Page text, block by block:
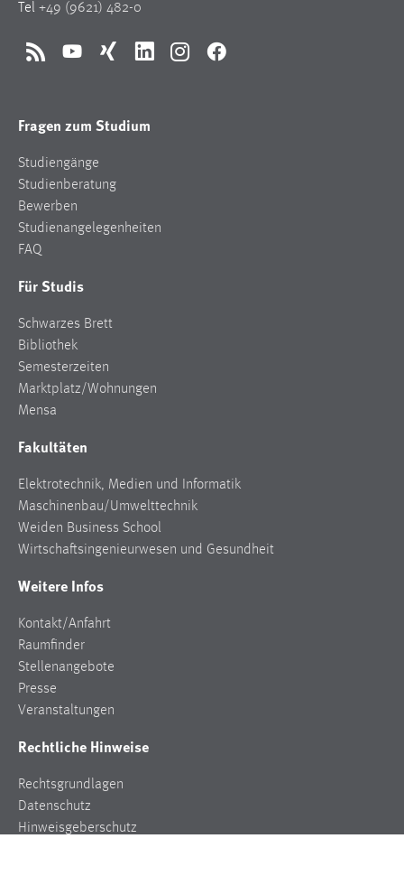
Tel +49 (9621) 482-0
RSS YouTubeXing LinkedInInstagramFacebook
Fragen zum Studium
Studiengänge
Studienberatung
Bewerben
Studienangelegenheiten
FAQ
Für Studis
Schwarzes Brett
Bibliothek
Semesterzeiten
Marktplatz/Wohnungen
Mensa
Fakultäten
Elektrotechnik, Medien und Informatik
Maschinenbau/Umwelttechnik
Weiden Business School
Wirtschaftsingenieurwesen und Gesundheit
Weitere Infos
Kontakt/Anfahrt
Raumfinder
Stellenangebote
Presse
Veranstaltungen
Rechtliche Hinweise
Rechtsgrundlagen
Datenschutz
Hinweisgeberschutz